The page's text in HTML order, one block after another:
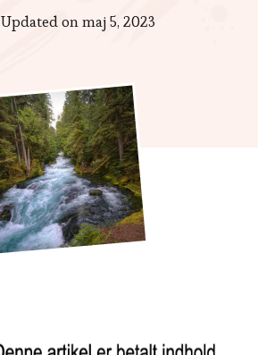
Updated onmaj 5, 2023